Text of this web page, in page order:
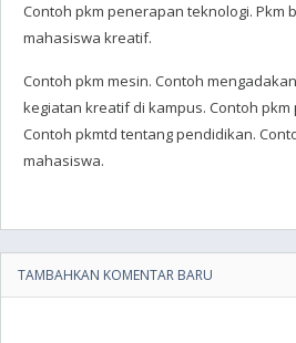
Contoh pkm penerapan teknologi. Pkm
mahasiswa kreatif.
Contoh pkm mesin. Contoh
kegiatan kreatif di kampus. Contoh
Contoh pkmtd tentang pendidikan.
mahasiswa.
TAMBAHKAN KOMENTAR BARU